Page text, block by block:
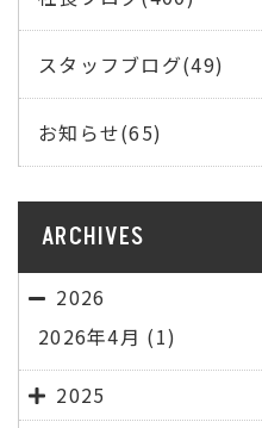
スタッフブログ(49)
お知らせ(65)
ARCHIVES
2026
2026年4月 (1)
2025